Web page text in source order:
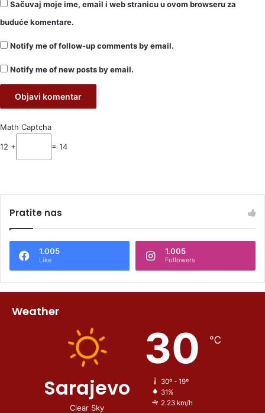
Sačuvaj moje ime, email i web stranicu u ovom browseru za
buduće komentare.
Notify me of follow-up comments by email.
Notify me of new posts by email.
Math Captcha
12 + = 14
Pratite nas
1.005
Like
1.005
Followers
Weather
Sarajevo
Clear Sky
30 ℃
30º - 19º
31%
2.23 km/h